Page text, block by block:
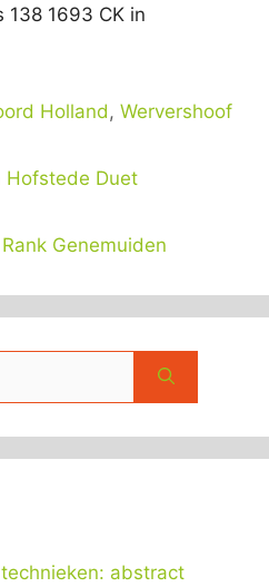
138 1693 CK in
Holland ,Wervershoof
Hofstede Duet
Genemuiden
abstract